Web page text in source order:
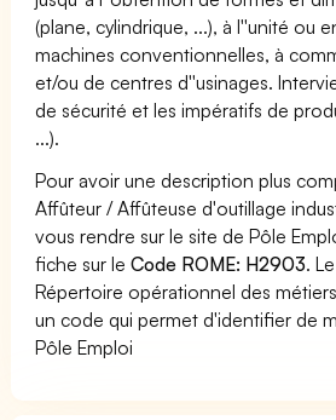
(plane, cylindrique, ...), à l''unité ou
machines conventionnelles, à
et/ou de centres d''usinages.
de sécurité et les impératifs de
...).
Pour avoir une description plus
Affûteur / Affûteuse d'outillage
vous rendre sur le site de Pôle
fiche sur leCode ROME: H2903.
Répertoire opérationnel des
un code qui permet d'identifier de
Pôle Emploi